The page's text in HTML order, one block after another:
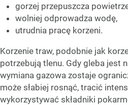
gorzej przepuszcza
wolniej odprowadza wodę,
utrudnia pracę korzeni.
Korzenie traw, podobnie jak
potrzebują tlenu. Gdy gleba jest
wymiana gazowa zostaje
może słabiej rosnąć, tracić
wykorzystywać składniki